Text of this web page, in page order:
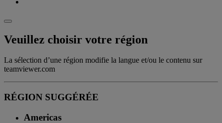
Veuillez choisir votre région
La sélection d’une région modifie la langue et/ou le contenu sur
teamviewer.com
RÉGION SUGGÉRÉE
Americas